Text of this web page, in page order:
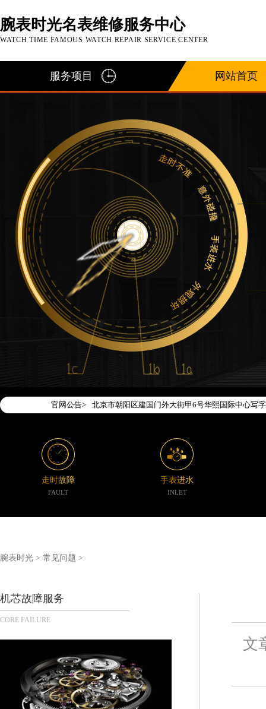
腕表时光名表维修服务中心
WATCH TIME FAMOUS WATCH REPAIR SERVICE CENTER
服务项目 网站首页
官网公告>
2026年7月腕表时光中国区售后服务网络优化升级
2026年7月腕表时光全国官方售后客户服务热线：
腕表时光官方全国统一服务热线400-188-5020，
2026年7月腕表时光售后服务中心最新网点地址：
北京市东城区东长安街1号东方广场写字楼W3座6
北京市朝阳区建国门外大街甲6号华熙国际中心写
天津市和平区赤峰道136号天津国际金融中心写字
上海市黄浦区南京东路299号宏伊国际广场写字楼
南京市秦淮区中山南路1号（新街口）南京中心写
常州市新北区龙锦路1590号现代传媒中心写字楼5
徐州市鼓楼区淮海东路29号苏宁广场IFC国际金融
嘉兴市南湖区广益路705号嘉兴世界贸易中心写字
南昌市红谷滩新区红谷中大道998号绿地双子塔（
济南市历下区经十路11111号华润中心写字楼（万
广州市天河区天河路230号万菱汇国际中心写字楼
广州市越秀区环市东路371-375号世界贸易中心大
深圳市罗湖区深南东路5001号华润大厦写字楼17
走时故障
FAULT
手表进水
INLET
腕表时光 > 常见问题 >
机芯故障服务
CORE FAILURE
文